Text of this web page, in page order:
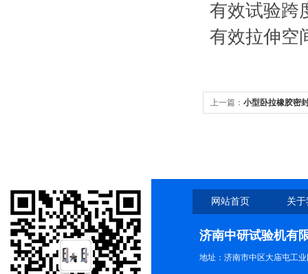
有效试验跨
有效拉伸空
上一篇： 小型卧拉橡胶密
网站首页 关
济南中研试验机有
地址：济南市中区大庙屯工